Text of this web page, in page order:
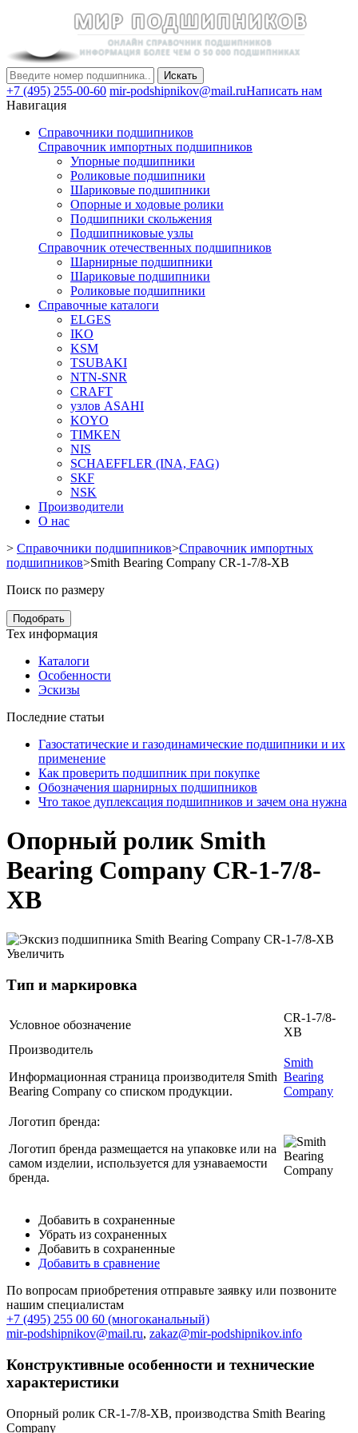
Искать
+7 (495) 255-00-60 mir-podshipnikov@mail.ruНаписать нам
Навигация
Справочники подшипников
Справочник импортных подшипников
Упорные подшипники
Роликовые подшипники
Шариковые подшипники
Опорные и ходовые ролики
Подшипники скольжения
Подшипниковые узлы
Справочник отечественных подшипников
Шарнирные подшипники
Шариковые подшипники
Роликовые подшипники
Справочные каталоги
ELGES
IKO
KSM
TSUBAKI
NTN-SNR
CRAFT
узлов ASAHI
KOYO
TIMKEN
NIS
SCHAEFFLER (INA, FAG)
SKF
NSK
Производители
О нас
> Справочники подшипников>Справочник импортных
подшипников>Smith Bearing Company CR-1-7/8-XB
Поиск по размеру
Подобрать
Тех информация
Каталоги
Особенности
Эскизы
Последние статьи
Газостатические и газодинамические подшипники и их
применение
Как проверить подшипник при покупке
Обозначения шарнирных подшипников
Что такое дуплексация подшипников и зачем она нужна
Опорный ролик Smith
Bearing Company CR-1-7/8-
XB
Увеличить
Тип и маркировка
Условное обозначение
CR-1-7/8-
XB
Производитель
Информационная страница производителя Smith
Bearing Company со списком продукции.
Smith
Bearing
Company
Логотип бренда:
Логотип бренда размещается на упаковке или на
самом изделии, используется для узнаваемости
бренда.
Добавить в сохраненные
Убрать из сохраненных
Добавить в сохраненные
Добавить в сравнение
По вопросам приобретения отправьте заявку или позвоните
нашим специалистам
+7 (495) 255 00 60 (многоканальный)
mir-podshipnikov@mail.ru, zakaz@mir-podshipnikov.info
Конструктивные особенности и технические
характеристики
Опорный ролик CR-1-7/8-XB, производства Smith Bearing
Company